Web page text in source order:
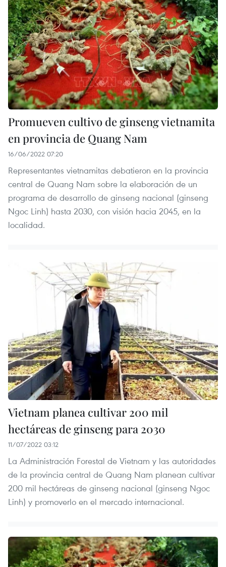
Promueven cultivo de ginseng vietnamita
en provincia de Quang Nam
16/06/2022 07:20
Representantes vietnamitas debatieron en la provincia
central de Quang Nam sobre la elaboración de un
programa de desarrollo de ginseng nacional (ginseng
Ngoc Linh) hasta 2030, con visión hacia 2045, en la
localidad.
Vietnam planea cultivar 200 mil
hectáreas de ginseng para 2030
11/07/2022 03:12
La Administración Forestal de Vietnam y las autoridades
de la provincia central de Quang Nam planean cultivar
200 mil hectáreas de ginseng nacional (ginseng Ngoc
Linh) y promoverlo en el mercado internacional.